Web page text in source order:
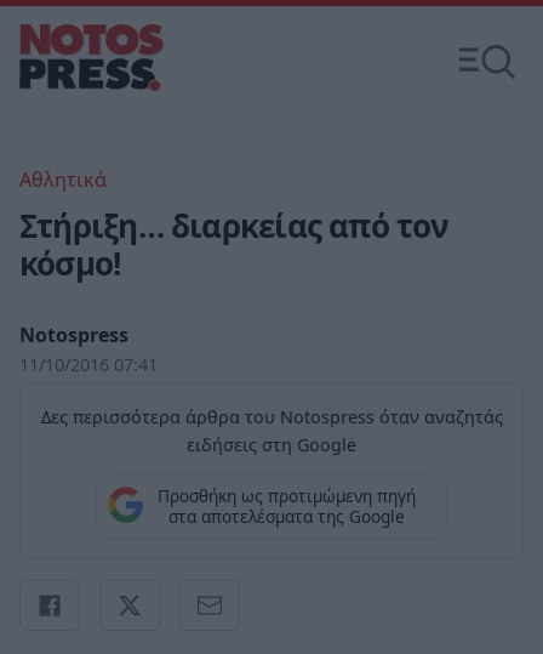
Αθλητικά
Στήριξη… διαρκείας από τον
κόσμο!
Notospress
11/10/2016 07:41
Δες περισσότερα άρθρα του Notospress όταν αναζητάς
ειδήσεις στη Google
Προσθήκη ως προτιμώμενη πηγή
στα αποτελέσματα της Google